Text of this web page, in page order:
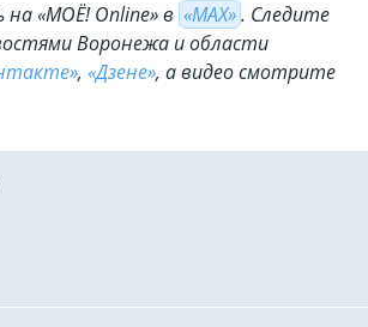
«МОЁ! Online» в «МАХ». Cледите
Воронежа и области
, «Дзене», а видео смотрите